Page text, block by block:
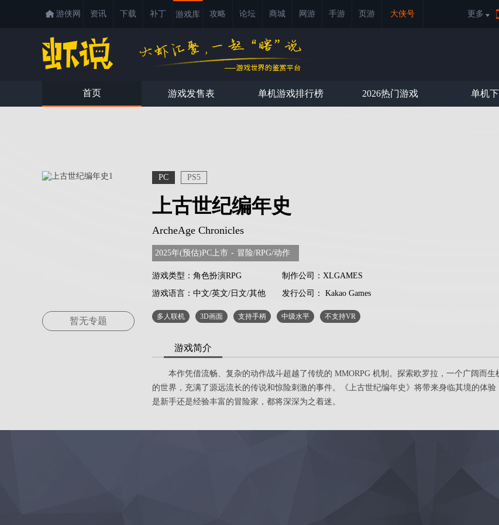
游侠网 资讯 下载 补丁 游戏库 攻略 论坛 商城 网游 手游 页游 大侠号 更多
首页 游戏发售表 单机游戏排行榜 2026热门游戏 单机
暂无专题
PC PS5
上古世纪编年史
ArcheAge Chronicles
2025年(预估)PC上市 - 冒险/RPG/动作
游戏类型：角色扮演RPG
制作公司：XLGAMES
游戏语言： 中文/英文/日文/其他 发行公司： Kakao Games
多人联机 3D画面 支持手柄 中级水平 不支持VR
游戏简介
本作凭借流畅、复杂的动作战斗超越了传统的 MMORPG 机制。探索欧罗拉，一个广阔而生
的世界，充满了源远流长的传说和惊险刺激的事件。《上古世纪编年史》将带来身临其境的体验
是新手还是经验丰富的冒险家，都将深深为之着迷。